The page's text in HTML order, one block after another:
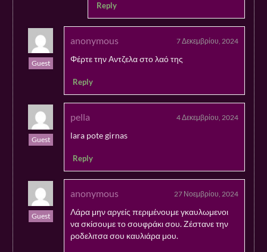
Reply
Guest
anonymous 7 Δεκεμβρίου, 2024
Φέρτε την Αντζελα στο λαό της
Reply
Guest
pella 4 Δεκεμβρίου, 2024
lara pote girnas
Reply
Guest
anonymous 27 Νοεμβρίου, 2024
Λάρα μην αργείς περιμένουμε γκαυλωμενοι
να σκίσουμε το σουφράκι σου. Ζέστανε την
ροδελιτσα σου καυλιάρα μου.